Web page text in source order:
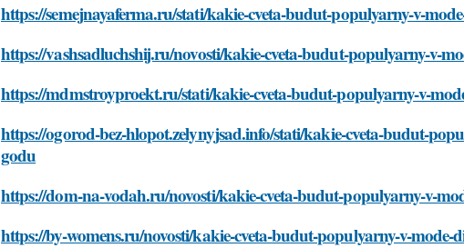
https://semejnayaferma.ru/stati/kakie-cveta-budut-populyarny-v-
https://vashsadluchshij.ru/novosti/kakie-cveta-budut-populyarny-v-
https://mdmstroyproekt.ru/stati/kakie-cveta-budut-populyarny-v-
https://ogorod-bez-hlopot.zelynyjsad.info/stati/kakie-cveta-budut-
godu
https://dom-na-vodah.ru/novosti/kakie-cveta-budut-populyarny-v-
https://by-womens.ru/novosti/kakie-cveta-budut-populyarny-v-mode-